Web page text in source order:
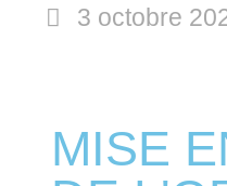
3 octobre
MISE